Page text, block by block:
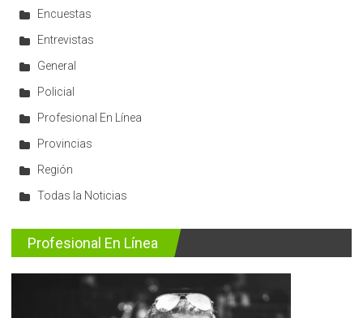
Encuestas
Entrevistas
General
Policial
Profesional En Línea
Provincias
Región
Todas la Noticias
Profesional En Línea